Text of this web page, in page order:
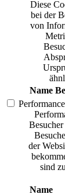
Diese
bei der
von
Name
Performance
der
sind
Name